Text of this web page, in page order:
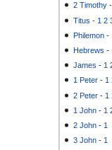
2 Timothy
Titus - 1 2
Philemon -
Hebrews -
James - 1
1 Peter - 1
2 Peter - 1
1 John - 1
2 John - 1
3 John - 1